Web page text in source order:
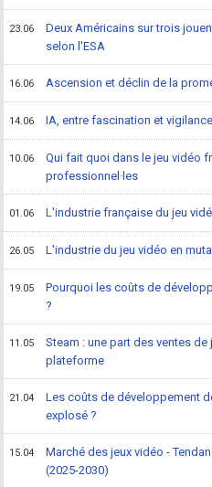
23.06
Deux Américains sur trois
selon l'ESA
16.06 Ascension et déclin de la
14.06 IA, entre fascination et
10.06
Qui fait quoi dans le jeu vidéo
professionnel·les
01.06 L'industrie française du jeu
26.05 L'industrie du jeu vidéo en
19.05
Pourquoi les coûts de
?
11.05
Steam : une part des ventes
plateforme
21.04
Les coûts de développement
explosé ?
15.04
Marché des jeux vidéo -
(2025-2030)